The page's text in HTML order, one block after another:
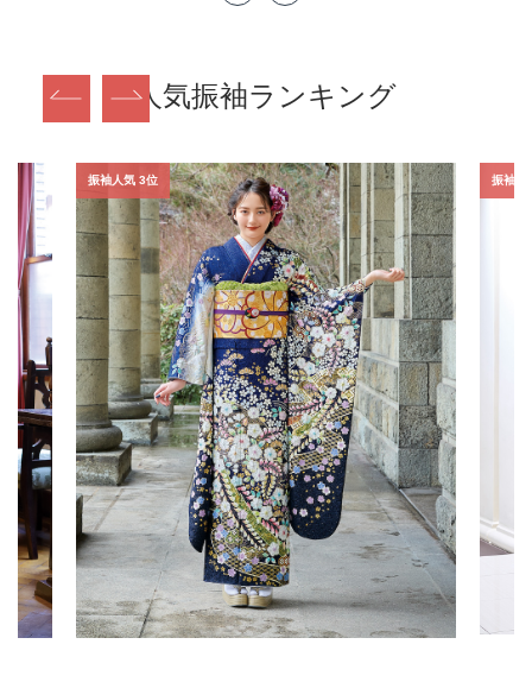
人気振袖ランキング
振袖人気 3位 振袖人